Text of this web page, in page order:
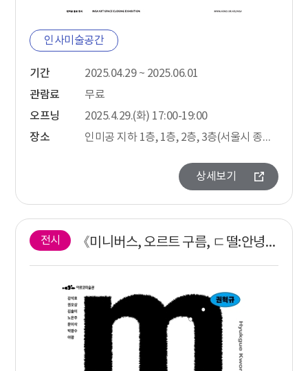
인사미술공간
기간
2025.04.29 ~ 2025.06.01
관람료
무료
오프닝
2025.4.29.(화) 17:00-19:00
장소
인미공 지하 1층, 1층, 2층, 3층(서울시 종로구 창덕궁길 89)
상세보기
전시 《미니버스, 오르트 구름, ㄷ떨:안녕인사》